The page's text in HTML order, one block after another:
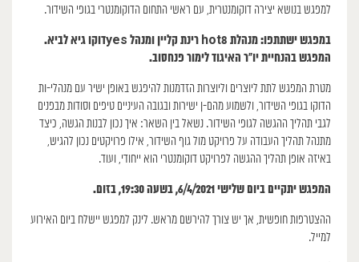
למפגש בנושא יצירה דוקומנטרית, עם ראשי התחום הדוקומנטרי בגופי השידור.
במפגש ישתתפו: מנהלת hot8 רינת קליין ומנהל yesדוקו גיא לביא.
המפגש בהנחיית יו״ר האיגוד לימור פנחסוב.
מטרת המפגש לתת ליוצרים וליוצרות הזדמנות להיפגש באופן ישיר עם מנהלי-ות
הדוקו בגופי השידור, ולשמוע מהם-ן ישירות ובגובה העיניים טיפים וסודות מבפנים
לגבי תהליך ההגשה לגופי השידור. נשאל בין השאר: איך נכון לבנות הגשה, כיצד
מתנהל תהליך העבודה על פרויקט מול גוף השידור, אילו פרויקטים נכון להגיש,
באיזה אופן תהליך ההגשה לפרויקט דוקומנטרי הוא ייחודי, ועוד.
המפגש יתקיים ביום שלישי 6/4/2021, בשעה 19:30, בזום.
ההצטרפות חופשית, אך יש צורך להירשם מראש. לינק למפגש יישלח ביום האירוע
למייל.